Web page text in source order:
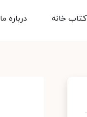
درباره ما کتاب خانه